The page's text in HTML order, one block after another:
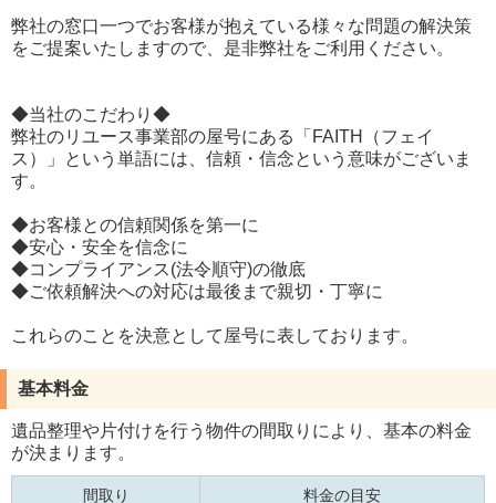
弊社の窓口一つでお客様が抱えている様々な問題の解決策
をご提案いたしますので、是非弊社をご利用ください。
◆当社のこだわり◆
弊社のリユース事業部の屋号にある「FAITH（フェイ
ス）」という単語には、信頼・信念という意味がございま
す。
◆お客様との信頼関係を第一に
◆安心・安全を信念に
◆コンプライアンス(法令順守)の徹底
◆ご依頼解決への対応は最後まで親切・丁寧に
これらのことを決意として屋号に表しております。
基本料金
遺品整理や片付けを行う物件の間取りにより、基本の料金
が決まります。
間取り 料金の目安